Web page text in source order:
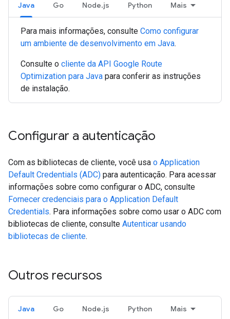
Java Go Node.js Python Mais
Para mais informações, consulte Como configurar
um ambiente de desenvolvimento em Java.
Consulte o cliente da API Google Route
Optimization para Java para conferir as instruções
de instalação.
Configurar a autenticação
Com as bibliotecas de cliente, você usa o Application
Default Credentials (ADC) para autenticação. Para acessar
informações sobre como configurar o ADC, consulte
Fornecer credenciais para o Application Default
Credentials. Para informações sobre como usar o ADC com
bibliotecas de cliente, consulte Autenticar usando
bibliotecas de cliente.
Outros recursos
Java Go Node.js Python Mais